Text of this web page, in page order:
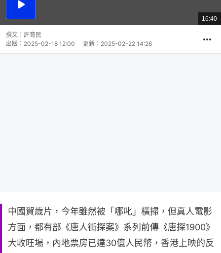
播
總
共
間
16:40
撰文： 許育民
出版： 2025-02-18 12:00 更新： 2025-02-22 14:26
中國賀歲片，今年雖然被「哪叱」橫掃，但真人電影
方面，都有部《唐人街探案》系列前傳《唐探1900》
大收旺場，內地票房已達30億人民幣，香港上映的反